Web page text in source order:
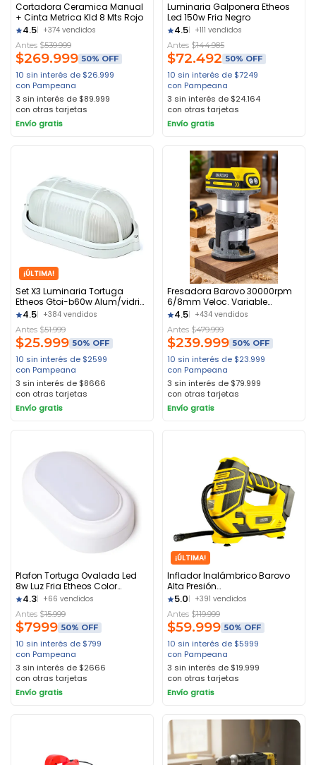
Cortadora Ceramica Manual
+ Cinta Metrica Kld 8 Mts Rojo
4.5 +374 vendidos
Antes $539.999
$269.999 50% OFF
10 sin interés de $26.999
con Pampeana
3 sin interés de $89.999
con otras tarjetas
Envío gratis
Luminaria Galponera Etheos
Led 150w Fria Negro
4.5 +111 vendidos
Antes $144.985
$72.492 50% OFF
10 sin interés de $7249
con Pampeana
3 sin interés de $24.164
con otras tarjetas
Envío gratis
¡ÚLTIMA!
Set X3 Luminaria Tortuga
Etheos Gtoi-b60w Alum/vidrio
Max60w Blanco
4.5 +384 vendidos
Antes $51.999
$25.999 50% OFF
10 sin interés de $2599
con Pampeana
3 sin interés de $8666
con otras tarjetas
Envío gratis
Fresadora Barovo 30000rpm
6/8mm Veloc. Variable
Profesional
4.5 +434 vendidos
Antes $479.999
$239.999 50% OFF
10 sin interés de $23.999
con Pampeana
3 sin interés de $79.999
con otras tarjetas
Envío gratis
Plafon Tortuga Ovalada Led
8w Luz Fria Etheos Color
Blanco
4.3 +66 vendidos
Antes $15.999
$7999 50% OFF
10 sin interés de $799
con Pampeana
3 sin interés de $2666
con otras tarjetas
Envío gratis
¡ÚLTIMA!
Inflador Inalámbrico Barovo
Alta Presión
S/bateria/cargador
5.0 +391 vendidos
Antes $119.999
$59.999 50% OFF
10 sin interés de $5999
con Pampeana
3 sin interés de $19.999
con otras tarjetas
Envío gratis